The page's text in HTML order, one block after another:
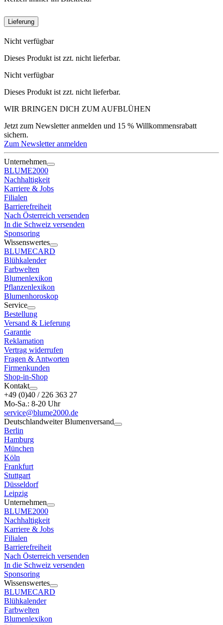
Lieferung
Nicht verfügbar
Dieses Produkt ist zzt. nicht lieferbar.
Nicht verfügbar
Dieses Produkt ist zzt. nicht lieferbar.
WIR BRINGEN DICH ZUM AUFBLÜHEN
Jetzt zum Newsletter anmelden und 15 % Willkommensrabatt
sichern.
Zum Newsletter anmelden
Unternehmen
BLUME2000
Nachhaltigkeit
Karriere & Jobs
Filialen
Barrierefreiheit
Nach Österreich versenden
In die Schweiz versenden
Sponsoring
Wissenswertes
BLUMECARD
Blühkalender
Farbwelten
Blumenlexikon
Pflanzenlexikon
Blumenhoroskop
Service
Bestellung
Versand & Lieferung
Garantie
Reklamation
Vertrag widerrufen
Fragen & Antworten
Firmenkunden
Shop-in-Shop
Kontakt
+49 (0)40 / 226 363 27
Mo-Sa.: 8-20 Uhr
service@blume2000.de
Deutschlandweiter Blumenversand
Berlin
Hamburg
München
Köln
Frankfurt
Stuttgart
Düsseldorf
Leipzig
Unternehmen
BLUME2000
Nachhaltigkeit
Karriere & Jobs
Filialen
Barrierefreiheit
Nach Österreich versenden
In die Schweiz versenden
Sponsoring
Wissenswertes
BLUMECARD
Blühkalender
Farbwelten
Blumenlexikon